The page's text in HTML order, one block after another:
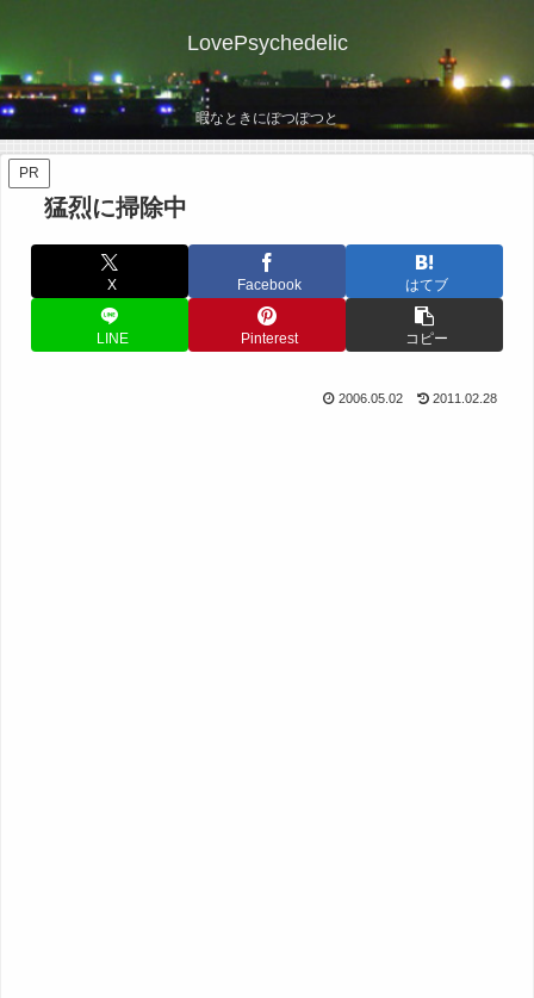
LovePsychedelic
暇なときにぽつぽつと
PR
猛烈に掃除中
X Facebook はてブ
LINE Pinterest コピー
2006.05.02 2011.02.28